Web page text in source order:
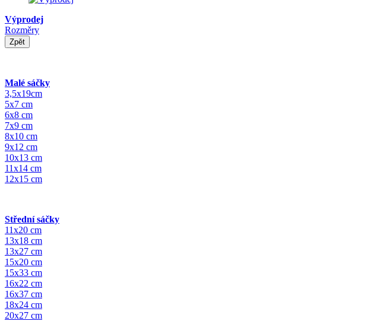
Výprodej
Rozměry
Zpět
Malé sáčky
3,5x19cm
5x7 cm
6x8 cm
7x9 cm
8x10 cm
9x12 cm
10x13 cm
11x14 cm
12x15 cm
Střední sáčky
11x20 cm
13x18 cm
13x27 cm
15x20 cm
15x33 cm
16x22 cm
16x37 cm
18x24 cm
20x27 cm